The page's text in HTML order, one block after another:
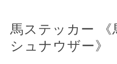
馬ステッカー
シュナウザー》